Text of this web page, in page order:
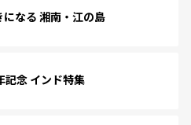
なる 湘南・江の島
記念 インド特集